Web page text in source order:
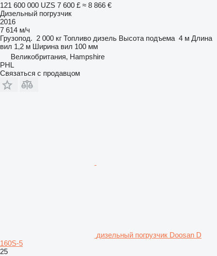
121 600 000 UZS 7 600 £ ≈ 8 866 €
Дизельный погрузчик
2016
7 614 м/ч
Грузопод. 2 000 кг Топливо дизель Высота подъема 4 м Длина
вил 1,2 м Ширина вил 100 мм
Великобритания, Hampshire
PHL
Связаться с продавцом
дизельный погрузчик Doosan D
160S-5
25